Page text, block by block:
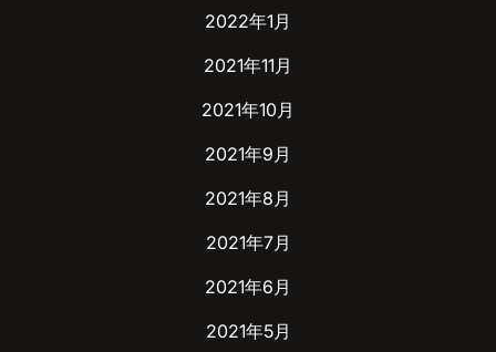
2022年1月
2021年11月
2021年10月
2021年9月
2021年8月
2021年7月
2021年6月
2021年5月